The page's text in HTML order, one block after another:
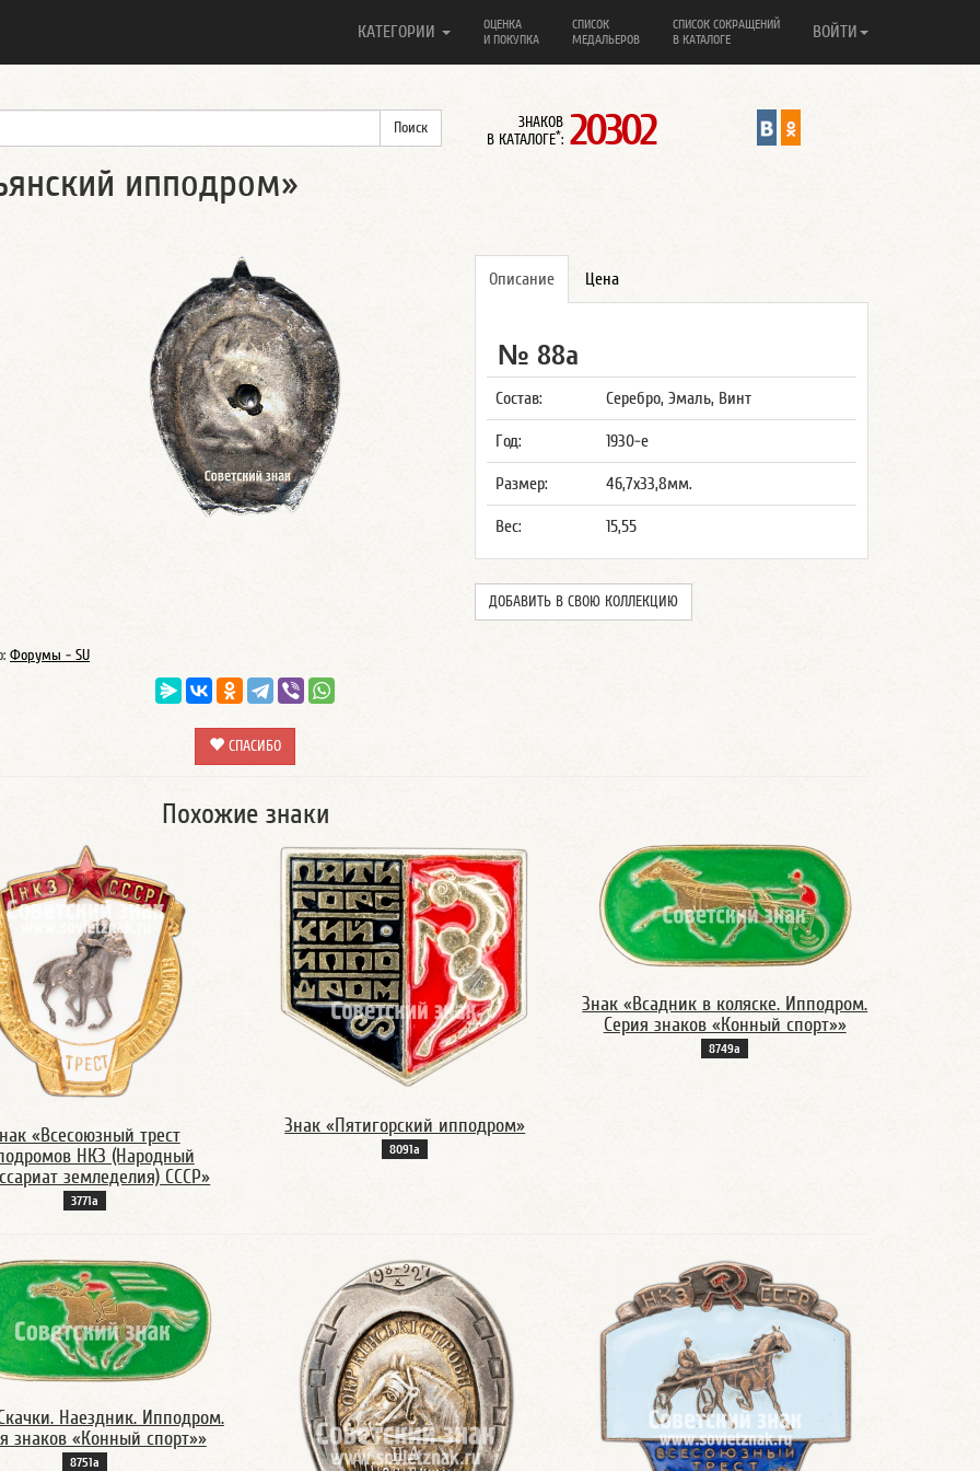
КАТЕГОРИИ
ОЦЕНКА
И ПОКУПКА
СПИСОК
МЕДАЛЬЕРОВ
СПИСОК СОКРАЩЕНИЙ
В КАТАЛОГЕ
ВОЙТИ
ЗНАКОВ
В КАТАЛОГЕ*: 20302
ипподром»
Описание Цена
№ 88а
Состав: Серебро, Эмаль, Винт
Год: 1930-е
Размер: 46,7x33,8мм.
Вес: 15,55
ДОБАВИТЬ В СВОЮ КОЛЛЕКЦИЮ
Форумы - SU
СПАСИБО
Похожие знаки
«Всесоюзный трест
НКЗ (Народный
земледелия) СССР»
3771а
Знак «Пятигорский ипподром»
8091а
Знак «Всадник в коляске. Ипподром.
Серия знаков «Конный спорт»»
8749а
Наездник. Ипподром.
знаков «Конный спорт»»
8751а